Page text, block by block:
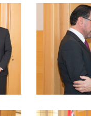
50